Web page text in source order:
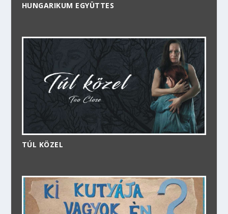
HUNGARIKUM EGYÜTTES
TÚL KÖZEL